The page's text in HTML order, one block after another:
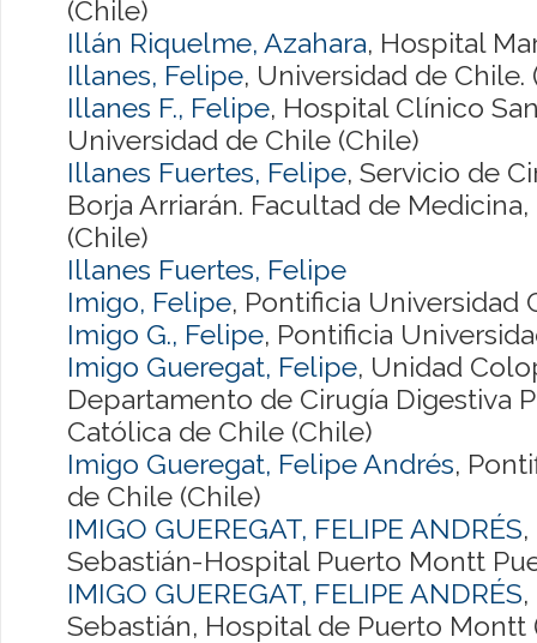
(Chile)
Illán Riquelme, Azahara, Hospital
Illanes, Felipe, Universidad de Chile.
Illanes F., Felipe, Hospital Clínico
Universidad de Chile (Chile)
Illanes Fuertes, Felipe, Servicio de
Borja Arriarán. Facultad de
(Chile)
Illanes Fuertes, Felipe
Imigo, Felipe, Pontificia Universidad
Imigo G., Felipe, Pontificia
Imigo Gueregat, Felipe, Unidad
Departamento de Cirugía Digestiva
Católica de Chile (Chile)
Imigo Gueregat, Felipe Andrés,
de Chile (Chile)
IMIGO GUEREGAT, FELIPE ANDRÉS
Sebastián-Hospital Puerto Montt
IMIGO GUEREGAT, FELIPE ANDRÉS
Sebastián, Hospital de Puerto Montt